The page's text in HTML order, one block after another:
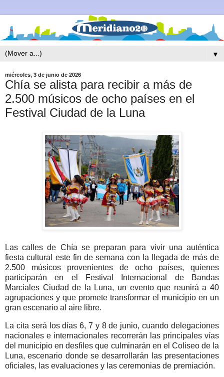
▼
miércoles, 3 de junio de 2026
Chía se alista para recibir a más de
2.500 músicos de ocho países en el
Festival Ciudad de la Luna
Las calles de Chía se preparan para vivir una auténtica
fiesta cultural este fin de semana con la llegada de más de
2.500 músicos provenientes de ocho países, quienes
participarán en el
Festival Internacional de Bandas
Marciales Ciudad de la Luna, un evento que reunirá a 40
agrupaciones y que promete transformar el municipio en un
gran escenario al aire libre.
La cita será los días 6, 7 y 8 de junio, cuando delegaciones
nacionales e internacionales recorrerán las principales vías
del municipio en desfiles que culminarán en el Coliseo de la
Luna, escenario donde se desarrollarán las presentaciones
oficiales, las evaluaciones y las ceremonias de premiación.